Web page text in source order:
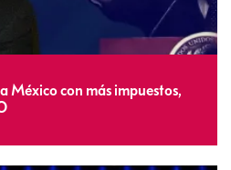
México con más impuestos,